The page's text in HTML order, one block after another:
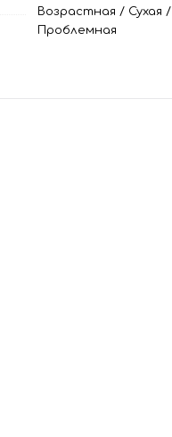
Возрастная / Сухая /
Проблемная